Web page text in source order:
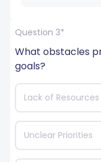
Question 3*
What obstacles
goals?
Lack of Resources
Unclear Priorities